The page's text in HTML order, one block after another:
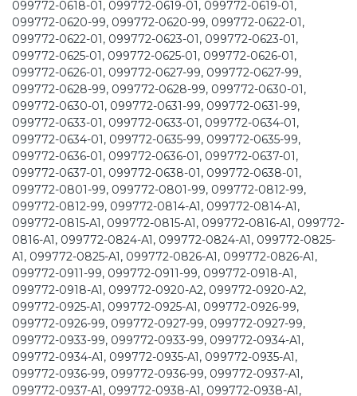
099772-0618-01, 099772-0619-01, 099772-0619-01,
099772-0620-99, 099772-0620-99, 099772-0622-01,
099772-0622-01, 099772-0623-01, 099772-0623-01,
099772-0625-01, 099772-0625-01, 099772-0626-01,
099772-0626-01, 099772-0627-99, 099772-0627-99,
099772-0628-99, 099772-0628-99, 099772-0630-01,
099772-0630-01, 099772-0631-99, 099772-0631-99,
099772-0633-01, 099772-0633-01, 099772-0634-01,
099772-0634-01, 099772-0635-99, 099772-0635-99,
099772-0636-01, 099772-0636-01, 099772-0637-01,
099772-0637-01, 099772-0638-01, 099772-0638-01,
099772-0801-99, 099772-0801-99, 099772-0812-99,
099772-0812-99, 099772-0814-A1, 099772-0814-A1,
099772-0815-A1, 099772-0815-A1, 099772-0816-A1, 099772-
0816-A1, 099772-0824-A1, 099772-0824-A1, 099772-0825-
A1, 099772-0825-A1, 099772-0826-A1, 099772-0826-A1,
099772-0911-99, 099772-0911-99, 099772-0918-A1,
099772-0918-A1, 099772-0920-A2, 099772-0920-A2,
099772-0925-A1, 099772-0925-A1, 099772-0926-99,
099772-0926-99, 099772-0927-99, 099772-0927-99,
099772-0933-99, 099772-0933-99, 099772-0934-A1,
099772-0934-A1, 099772-0935-A1, 099772-0935-A1,
099772-0936-99, 099772-0936-99, 099772-0937-A1,
099772-0937-A1, 099772-0938-A1, 099772-0938-A1,